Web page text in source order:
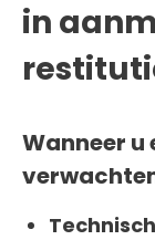
in
Wanneer